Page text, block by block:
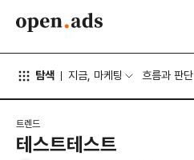
탐색 지금, 마케팅 흐름과 판단
트렌드
테스트테스트